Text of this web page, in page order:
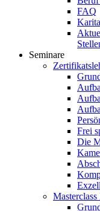
FAQ
Seminare
Frei
Die
Masterclass